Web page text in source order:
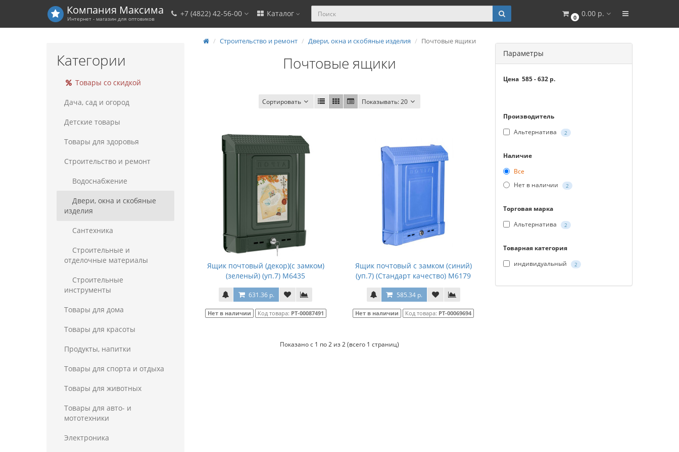
Компания Максима
Интернет - магазин для оптовиков
+7 (4822) 42-56-00 Каталог 0 0.00 р.
Категории
Товары со скидкой
Дача, сад и огород
Детские товары
Товары для здоровья
Строительство и ремонт
Водоснабжение
Двери, окна и скобяные
изделия
Сантехника
Строительные и
отделочные материалы
Строительные
инструменты
Товары для дома
Товары для красоты
Продукты, напитки
Товары для спорта и отдыха
Товары для животных
Товары для авто- и
мототехники
Электроника
Строительство и ремонт Двери, окна и скобяные изделия Почтовые ящики
Почтовые ящики
Сортировать Показывать:20
Ящик почтовый (декор)(с замком)
(зеленый) (уп.7) М6435
631.36 р.
Нет в наличии Код товара: РТ-00087491
Ящик почтовый с замком (синий)
(уп.7) (Стандарт качество) М6179
585.34 р.
Нет в наличии Код товара: РТ-00069694
Показано с 1 по 2 из 2 (всего 1 страниц)
Параметры
Цена 585-632р.
Производитель
Альтернатива
2
Наличие
Все
Нет в наличии
2
Торговая марка
Альтернатива
2
Товарная категория
индивидуальный
2